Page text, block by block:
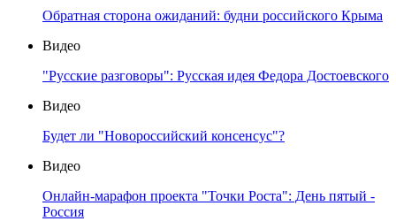
Обратная сторона ожиданий: будни российского Крыма
Видео
"Русские разговоры": Русская идея Федора Достоевского
Видео
Будет ли "Новороссийский консенсус"?
Видео
Онлайн-марафон проекта "Точки Роста": День пятый -
Россия